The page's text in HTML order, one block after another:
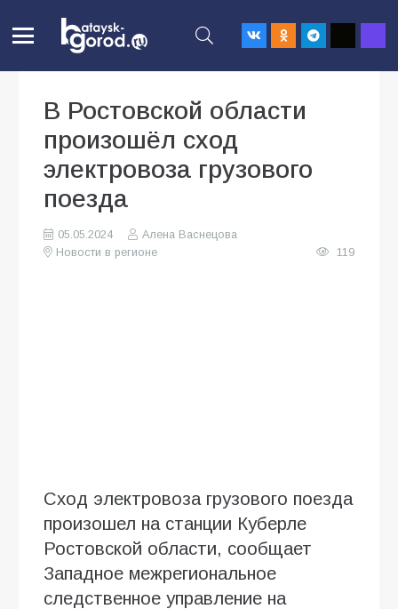
В Ростовской области
произошёл сход
электровоза грузового
поезда
05.05.2024
Алена Васнецова
Новости в регионе
119
Сход электровоза грузового поезда
произошел на станции Куберле
Ростовской области, сообщает
Западное межрегиональное
следственное управление на